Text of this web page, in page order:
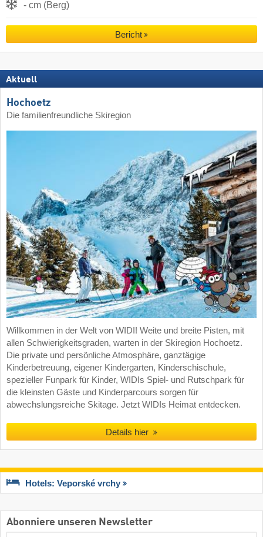
- cm (Berg)
Bericht
Aktuell
Hochoetz
Die familienfreundliche Skiregion
Willkommen in der Welt von WIDI! Weite und breite Pisten, mit
allen Schwierigkeitsgraden, warten in der Skiregion Hochoetz.
Die private und persönliche Atmosphäre, ganztägige
Kinderbetreuung, eigener Kindergarten, Kinderschischule,
spezieller Funpark für Kinder, WIDIs Spiel- und Rutschpark für
die kleinsten Gäste und Kinderparcours sorgen für
abwechslungsreiche Skitage. Jetzt WIDIs Heimat entdecken.
Details hier
Hotels: Veporské vrchy
Abonniere unseren Newsletter